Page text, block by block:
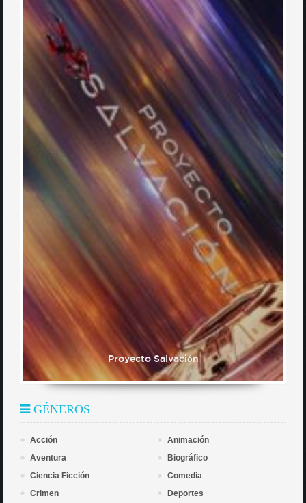
Proyecto Salvación
GÉNEROS
Acción
Animación
Aventura
Biográfico
Ciencia Ficción
Comedia
Crimen
Deportes